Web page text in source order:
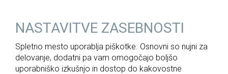
NASTAVITVE ZASEBNOSTI
Spletno mesto uporablja piškotke. Osnovni so nujni za
delovanje, dodatni pa vam omogočajo boljšo
uporabniško izkušnjo in dostop do kakovostne